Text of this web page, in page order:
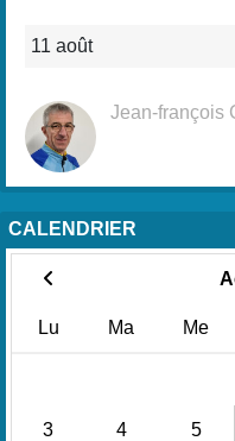
11 août
Jean-françois
CALENDRIER
Lu Ma Me
3 4 5